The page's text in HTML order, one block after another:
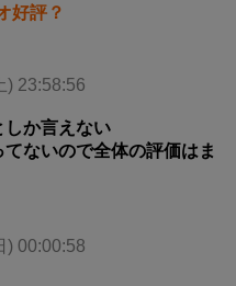
好評？
) 23:58:56
しか言えない
ないので全体の評価はま
) 00:00:58